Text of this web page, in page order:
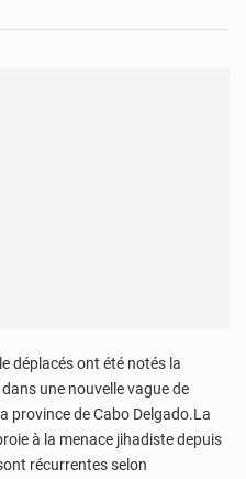
déplacés ont été notés la
une nouvelle vague de
province de Cabo Delgado.La
à la menace jihadiste depuis
récurrentes selon